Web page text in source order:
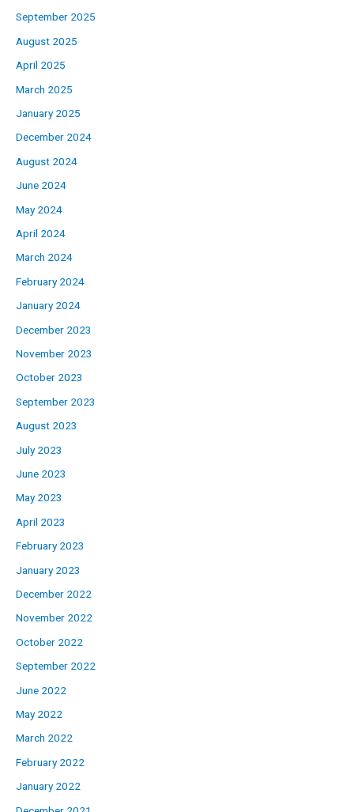
September 2025
August 2025
April 2025
March 2025
January 2025
December 2024
August 2024
June 2024
May 2024
April 2024
March 2024
February 2024
January 2024
December 2023
November 2023
October 2023
September 2023
August 2023
July 2023
June 2023
May 2023
April 2023
February 2023
January 2023
December 2022
November 2022
October 2022
September 2022
June 2022
May 2022
March 2022
February 2022
January 2022